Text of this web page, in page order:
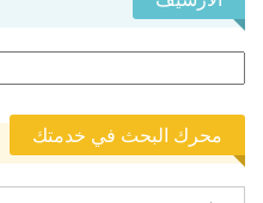
محرك البحث في خدمتك